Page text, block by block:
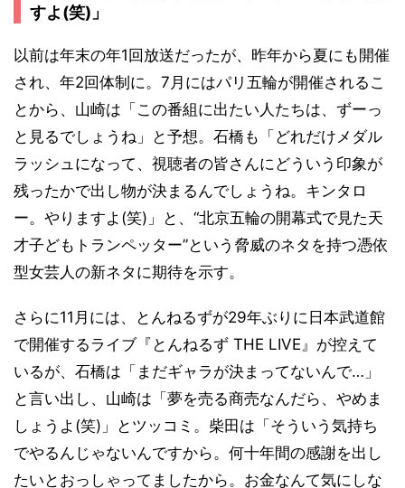
すよ(笑)」
以前は年末の年1回放送だったが、昨年から夏にも開催
され、年2回体制に。7月にはパリ五輪が開催されるこ
とから、山崎は「この番組に出たい人たちは、ずーっ
と見るでしょうね」と予想。石橋も「どれだけメダル
ラッシュになって、視聴者の皆さんにどういう印象が
残ったかで出し物が決まるんでしょうね。キンタロ
ー。やりますよ(笑)」と、“北京五輪の開幕式で見た天
才子どもトランペッター”という脅威のネタを持つ憑依
型女芸人の新ネタに期待を示す。
さらに11月には、とんねるずが29年ぶりに日本武道館
で開催するライブ『とんねるず THE LIVE』が控えて
いるが、石橋は「まだギャラが決まってないんで…」
と言い出し、山崎は「夢を売る商売なんだら、やめま
しょうよ(笑)」とツッコミ。柴田は「そういう気持ち
でやるんじゃないんですから。何十年間の感謝を出し
たいとおっしゃってましたから。お金なんて気にしな